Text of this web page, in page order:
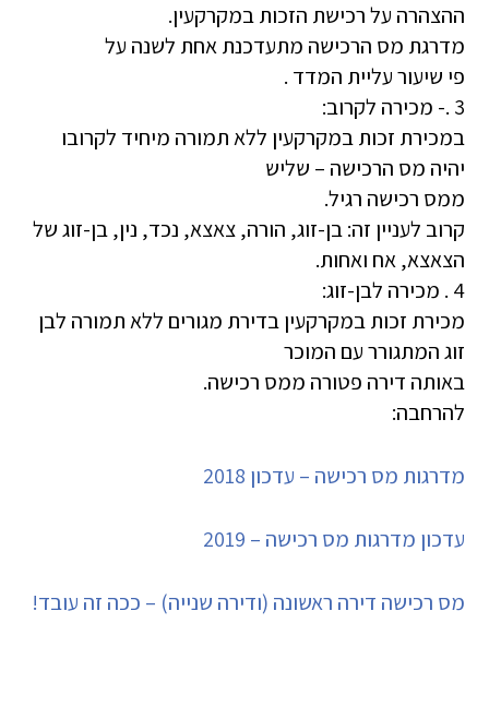
ההצהרה על רכישת הזכות במקרקעין.
מדרגת מס הרכישה מתעדכנת אחת לשנה על
פי שיעור עליית המדד .
3 .- מכירה לקרוב:
במכירת זכות במקרקעין ללא תמורה מיחיד לקרובו
יהיה מס הרכישה – שליש
ממס רכישה רגיל.
קרוב לעניין זה: בן-זוג, הורה, צאצא, נכד, נין, בן-זוג של
הצאצא, אח ואחות.
4 . מכירה לבן-זוג:
מכירת זכות במקרקעין בדירת מגורים ללא תמורה לבן
זוג המתגורר עם המוכר
באותה דירה פטורה ממס רכישה.
להרחבה:
מדרגות מס רכישה – עדכון 2018
עדכון מדרגות מס רכישה – 2019
מס רכישה דירה ראשונה (ודירה שנייה) – ככה זה עובד!